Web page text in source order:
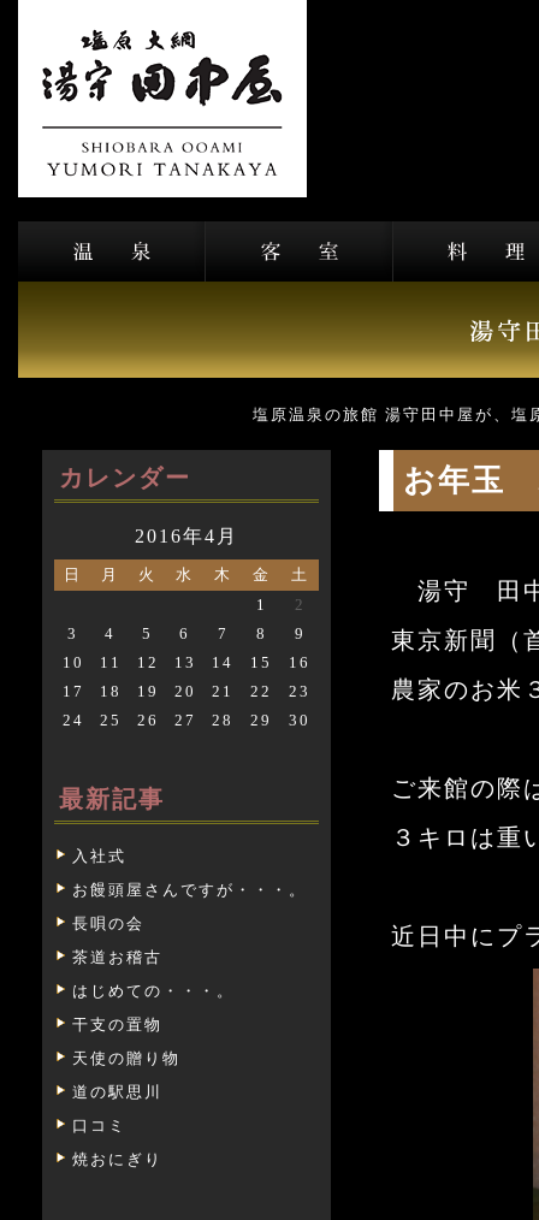
塩原温泉の旅館 湯守田中屋が、塩
カレンダー
2016年4月
日 月 火 水 木 金
土
1
2
3
4 5 6 7 8
9
10
11 12 13 14 15
16
17
18 19 20 21 22
23
24
25 26 27 28 29 30
最新記事
入社式
お饅頭屋さんですが・・・。
長唄の会
茶道お稽古
はじめての・・・。
干支の置物
天使の贈り物
道の駅思川
口コミ
焼おにぎり
お年玉
湯守 田中
東京新聞（
農家のお米
ご来館の際
３キロは重
近日中にプ